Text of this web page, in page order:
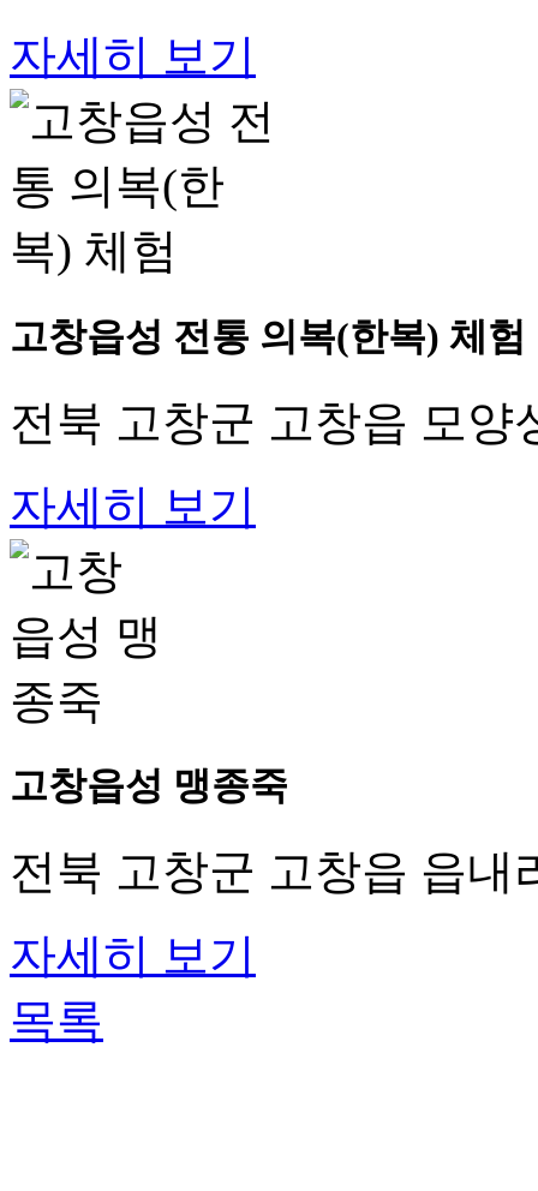
자세히 보기
고창읍성 전통 의복(한복) 체험
전북 고창군 고창읍 모양
자세히 보기
고창읍성 맹종죽
전북 고창군 고창읍 읍내
자세히 보기
목록